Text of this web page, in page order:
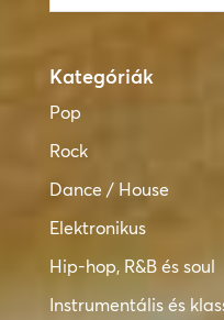
Kategóriák
Pop
Rock
Dance / House
Elektronikus
Hip-hop, R&B és soul
Instrumentális és